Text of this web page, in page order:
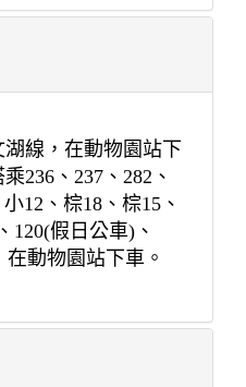
線，在動物園站下
236、237、282、
12、棕18、棕15、
120(假日公車)、
動物園站下車。